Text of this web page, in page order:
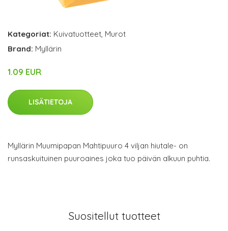
Kategoriat: Kuivatuotteet, Murot
Brand: Myllärin
1.09 EUR
LISÄTIETOJA
Myllärin Muumipapan Mahtipuuro 4 viljan hiutale- on
runsaskuituinen puuroaines joka tuo päivän alkuun puhtia.
Suositellut tuotteet